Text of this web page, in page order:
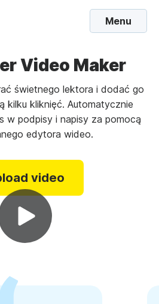
Menu
Video Maker
świetnego lektora i dodać go
kilku kliknięć. Automatycznie
w podpisy i napisy za pomocą
edytora wideo.
video